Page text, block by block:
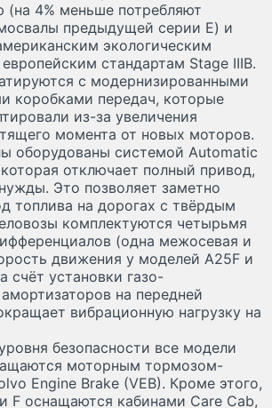
(на 4% меньше потребляют
предыдущей серии E) и
экологическим
стандартам Stage IIIB.
с модернизированными
коробками передач, которые
из-за увеличения
момента от новых моторов.
оборудованы системой Automatic
отключает полный привод,
Это позволяет заметно
топлива на дорогах с твёрдым
комплектуются четырьмя
(одна межосевая и
движения у моделей A25F и
счёт установки газо-
на передней
вибрационную нагрузку на
безопасности все модели
моторным тормозом-
Engine Brake (VEB). Кроме этого,
F оснащаются кабинами Care Cab,